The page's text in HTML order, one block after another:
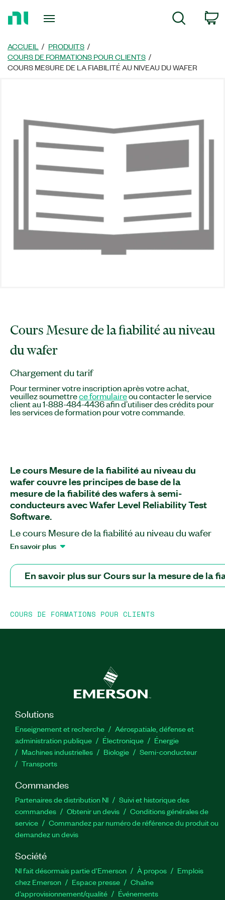
page
d’accueil
ACCUEIL
PRODUITS
COURS DE FORMATIONS POUR CLIENTS
COURS MESURE DE LA FIABILITÉ AU NIVEAU DU WAFER
Cours Mesure de la fiabilité au niveau
du wafer
Chargement du tarif
Pour terminer votre inscription après votre achat,
veuillez soumettrece formulaireou contacter le service
client au 1-888-484-4436 afin d’utiliser des crédits pour
les services de formation pour votre commande.
Le cours Mesure de la fiabilité au niveau du
wafer couvre les principes de base de la
mesure de la fiabilité des wafers à semi-
conducteurs avec Wafer Level Reliability Test
Software.
Le cours Mesure de la fiabilité au niveau du wafer
vous présente les tests de fiabilité au niveau du
matériel tel que les unités de source et mesure
(SMU) PXI et votre matériel sous test (DUT) avec
pour effectuer des tests de contrainte à 2 et 4
bornes et des balayages paramétriques pour
compensation des SMU avant d’effectuer des
tests WLR et de mapper les voies SMU au DUT.
De plus, le cours vous apprend à effectuer des
tests TDDB (time-dependent gate oxide
breakdown) et BTI/HCI (bias temperature
instability/hot carrier injection). Vous apprendrez
également à résoudre les problèmes courants liés
à la configuration du système, à son
fonctionnement et à l’exécution des tests.\r\nLe
recommandé aux ingénieurs de test qui ont
besoin d’une solution logicielle clé en main pour
tester la fiabilité de leurs wafers à semi-
conducteurs.
Format: Sur demande
Pré-requis: Aucun
En savoir plus
En savoir plus sur Cours sur la mesure de la
COURS DE FORMATIONS POUR CLIENTS
Solutions
Enseignement et recherche
Aérospatiale, défense et
administration publique
Électronique
Énergie​
Machines industrielles
Biologie
Semi-conducteur
Transports
Commandes
Partenaires de distribution NI
Suivi et historique des
commandes
Obtenir un devis
Conditions générales de
service
Commandez par numéro de référence du produit ou
demandez un devis
Société
NI fait désormais partie d'Emerson À propos
Emplois
chez Emerson
Espace presse
Chaîne
d’approvisionnement/qualité
Événements